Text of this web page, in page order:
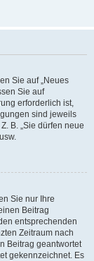
Sie auf „Neues
Sie auf
erforderlich ist,
sind jeweils
B. „Sie dürfen neue
Sie nur Ihre
Beitrag
entsprechenden
Zeitraum nach
Beitrag geantwortet
gekennzeichnet. Es